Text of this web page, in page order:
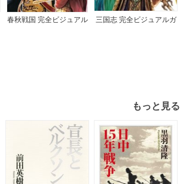
春秋戦国 完全ビジュアル
三国志 完全ビジュアルガ
もっと見る